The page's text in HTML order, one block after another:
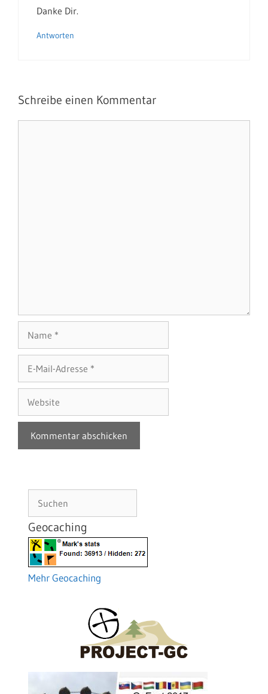
Danke Dir.
Antworten
Schreibe einen Kommentar
Mail-
Adresse
Geocaching
Mehr Geocaching